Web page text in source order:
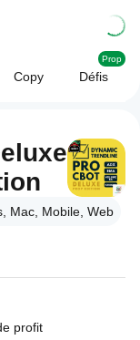
Copy Défis
Prop
edition
Mac, Mobile, Web
profit